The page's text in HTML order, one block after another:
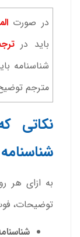
در صورت
باید در
شناسنامه
مترجم
نکاتی
به ازای هر
توضیحات،